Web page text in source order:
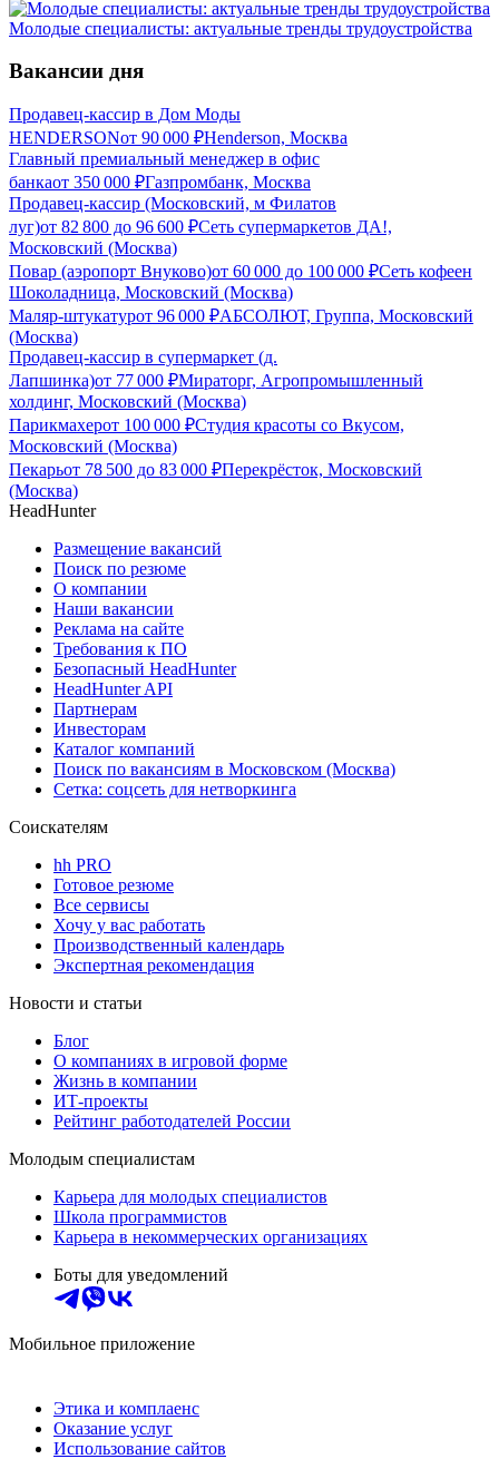
Молодые специалисты: актуальные тренды трудоустройства
Вакансии дня
Продавец-кассир в Дом Моды
HENDERSONот 90 000 ₽Henderson, Москва
Главный премиальный менеджер в офис
банкаот 350 000 ₽Газпромбанк, Москва
Продавец-кассир (Московский, м Филатов
луг)от 82 800 до 96 600 ₽Сеть супермаркетов ДА!,
Московский (Москва)
Повар (аэропорт Внуково)от 60 000 до 100 000 ₽Сеть кофеен
Шоколадница, Московский (Москва)
Маляр-штукатурот 96 000 ₽АБСОЛЮТ, Группа, Московский
(Москва)
Продавец-кассир в супермаркет (д.
Лапшинка)от 77 000 ₽Мираторг, Агропромышленный
холдинг, Московский (Москва)
Парикмахерот 100 000 ₽Студия красоты со Вкусом,
Московский (Москва)
Пекарьот 78 500 до 83 000 ₽Перекрёсток, Московский
(Москва)
HeadHunter
Размещение вакансий
Поиск по резюме
О компании
Наши вакансии
Реклама на сайте
Требования к ПО
Безопасный HeadHunter
HeadHunter API
Партнерам
Инвесторам
Каталог компаний
Поиск по вакансиям в Московском (Москва)
Сетка: соцсеть для нетворкинга
Соискателям
hh PRO
Готовое резюме
Все сервисы
Хочу у вас работать
Производственный календарь
Экспертная рекомендация
Новости и статьи
Блог
О компаниях в игровой форме
Жизнь в компании
ИТ-проекты
Рейтинг работодателей России
Молодым специалистам
Карьера для молодых специалистов
Школа программистов
Карьера в некоммерческих организациях
Боты для уведомлений
Мобильное приложение
Этика и комплаенс
Оказание услуг
Использование сайтов